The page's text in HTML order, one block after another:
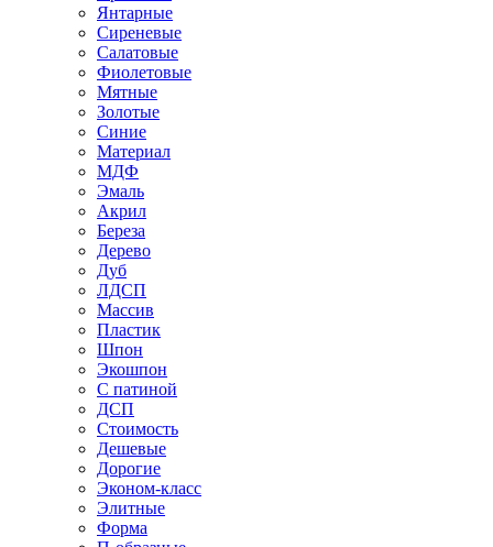
Янтарные
Сиреневые
Салатовые
Фиолетовые
Мятные
Золотые
Синие
Материал
МДФ
Эмаль
Акрил
Береза
Дерево
Дуб
ЛДСП
Массив
Пластик
Шпон
Экошпон
С патиной
ДСП
Стоимость
Дешевые
Дорогие
Эконом-класс
Элитные
Форма